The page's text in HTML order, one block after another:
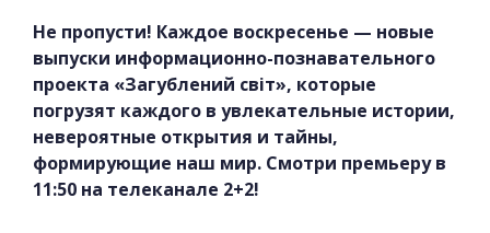
Не пропусти! Каждое воскресенье — новые
выпуски информационно-познавательного
проекта «Загублений світ», которые
погрузят каждого в увлекательные истории,
невероятные открытия и тайны,
формирующие наш мир. Смотри премьеру в
11:50 на телеканале 2+2!